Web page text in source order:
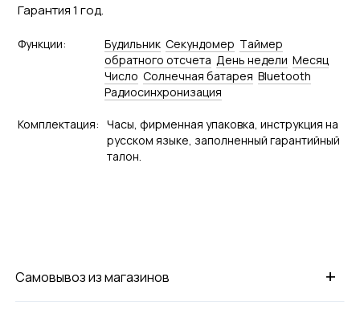
Гарантия 1 год.
Функции: Будильник Секундомер Tаймер
обратного отсчета День недели Месяц
Число Солнечная батарея Bluetooth
Радиосинхронизация
Комплектация: Часы, фирменная упаковка, инструкция на
русском языке, заполненный гарантийный
талон.
+
Самовывоз из магазинов